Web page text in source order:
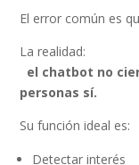
El error común es
La realidad:
el chatbot no
personas sí.
Su función ideal es:
Detectar interés